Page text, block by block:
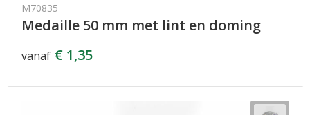
M70835
Medaille 50 mm met lint en doming
vanaf € 1,35